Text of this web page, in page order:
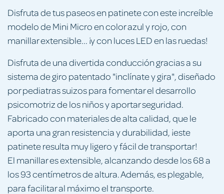
Disfruta de tus paseos en patinete con este increíble
modelo de Mini Micro en color azul y rojo, con
manillar extensible... ¡y con luces LED en las ruedas!
Disfruta de una divertida conducción gracias a su
sistema de giro patentado "inclínate y gira", diseñado
por pediatras suizos para fomentar el desarrollo
psicomotriz de los niños y aportar seguridad.
Fabricado con materiales de alta calidad, que le
aporta una gran resistencia y durabilidad, ¡este
patinete resulta muy ligero y fácil de transportar!
El manillar es extensible, alcanzando desde los 68 a
los 93 centímetros de altura. Además, es plegable,
para facilitar al máximo el transporte.